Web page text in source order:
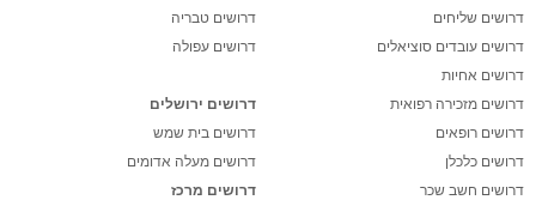
דרושים שליחים
דרושים עובדים סוציאלים
דרושים אחיות
דרושים מזכירה רפואית
דרושים רופאים
דרושים כלכלן
דרושים חשב שכר
דרושים טבריה
דרושים עפולה
דרושים ירושלים
דרושים בית שמש
דרושים מעלה אדומים
דרושים מרכז